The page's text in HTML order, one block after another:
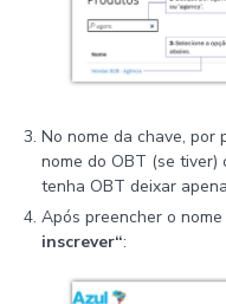
No nome da chave, por
nome do OBT (se tiver)
tenha OBT deixar
Após preencher o
inscrever“: